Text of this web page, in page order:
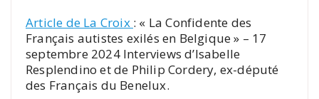
Article de La Croix : « La Confidente des
Français autistes exilés en Belgique » – 17
septembre 2024 Interviews d’Isabelle
Resplendino et de Philip Cordery, ex-député
des Français du Benelux.